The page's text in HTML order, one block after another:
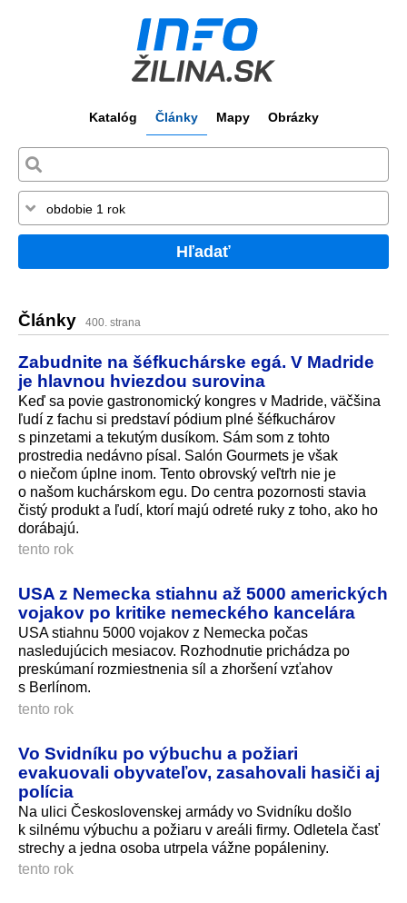
Katalóg Články Mapy Obrázky
Hľadať
Články 400. strana
Zabudnite na šéfkuchárske egá. V Madride
je hlavnou hviezdou surovina
Keď sa povie gastronomický kongres v Madride, väčšina
ľudí z fachu si predstaví pódium plné šéfkuchárov
s pinzetami a tekutým dusíkom. Sám som z tohto
prostredia nedávno písal. Salón Gourmets je však
o niečom úplne inom. Tento obrovský veľtrh nie je
o našom kuchárskom egu. Do centra pozornosti stavia
čistý produkt a ľudí, ktorí majú odreté ruky z toho, ako ho
dorábajú.
tento rok
USA z Nemecka stiahnu až 5000 amerických
vojakov po kritike nemeckého kancelára
USA stiahnu 5000 vojakov z Nemecka počas
nasledujúcich mesiacov. Rozhodnutie prichádza po
preskúmaní rozmiestnenia síl a zhoršení vzťahov
s Berlínom.
tento rok
Vo Svidníku po výbuchu a požiari
evakuovali obyvateľov, zasahovali hasiči aj
polícia
Na ulici Československej armády vo Svidníku došlo
k silnému výbuchu a požiaru v areáli firmy. Odletela časť
strechy a jedna osoba utrpela vážne popáleniny.
tento rok